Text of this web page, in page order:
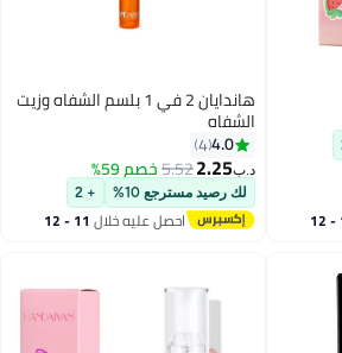
11 - 12
4
هاندايان 2 في 1 بلسم الشفاه وزيت
الشفاه
4.0
4
د.ب‏2.25
5.52خصم 59%
لك رصيد مسترجع 10% + 2
احصل عليه خلال 11 - 12